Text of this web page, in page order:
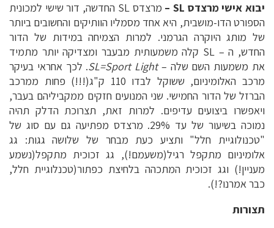
יבוא אישי מרצדס SL –
מרצדס SL החדשה, דור שישי למכונית
הספורט הדו-מושבית, היא אחד מסמליו הוותיקים והחשובים ביותר
של מותג היוקרה הגרמני. למרות הצמיחה במידות של הדור
החדש, ה – SL קלה משמעותית מבעבר ומצדיקה יותר מתמיד
את משמעות השם שלה –SL=Sport Light. לכך אחראי בעיקר
מרכב האלומיניום, ששוקל לבדו 110 ק"ג(!!!) פחות ממרכב
הברזל של הדור החמישי. שני המנועים חזקים ממקביליהם בעבר,
ויאפשרו ביצועים עדיפים. למרות זאת, תצרוכת הדלק תהיה
נמוכה בשיעור של עד 29%. מרצדס מפתיעה גם עם סוג של
"טכנולוגיית חלל" ותציע כעת מבחר של שלושה גגות: גג
אלומיניום מתקפל רגיל(משעמם!), גג זכוכית מתקפל(נשמע
מעניין!) וגג זכוכית המתכהה בלחיצת כפתור(טכנלוגיית חלל,
כבר אמרנו?!).
תצורות